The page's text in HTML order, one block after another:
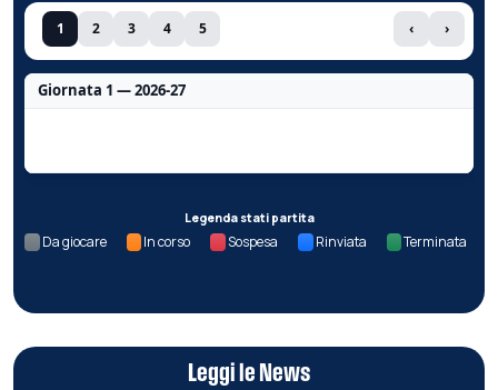
1 2 3 4 5 ‹ ›
Giornata 1 — 2026-27
Legenda stati partita
Da giocare In corso Sospesa Rinviata Terminata
Leggi le News